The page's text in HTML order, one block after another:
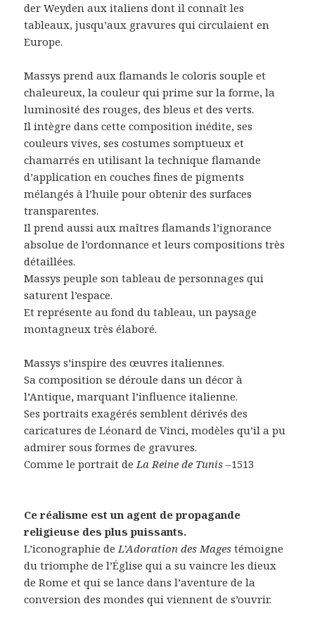
der Weyden aux italiens dont il connaît les
tableaux, jusqu’aux gravures qui circulaient en
Europe.
Massys prend aux flamands le coloris souple et
chaleureux, la couleur qui prime sur la forme, la
luminosité des rouges, des bleus et des verts.
Il intègre dans cette composition inédite, ses
couleurs vives, ses costumes somptueux et
chamarrés en utilisant la technique flamande
d’application en couches fines de pigments
mélangés à l’huile pour obtenir des surfaces
transparentes.
Il prend aussi aux maîtres flamands l’ignorance
absolue de l’ordonnance et leurs compositions très
détaillées.
Massys peuple son tableau de personnages qui
saturent l’espace.
Et représente au fond du tableau, un paysage
montagneux très élaboré.
Massys s’inspire des œuvres italiennes.
Sa composition se déroule dans un décor à
l’Antique,marquant l’influence italienne.
Ses portraits exagérés semblent dérivés des
caricatures de Léonard de Vinci, modèles qu’il a pu
admirer sous formes de gravures.
Comme le portrait deLa Reine de Tunis –1513
Ce réalisme est un agent de propagande
religieuse des plus puissants.
L’iconographie deL’Adoration des Magestémoigne
du triomphe de l’Église qui a su vaincre les dieux
de Rome et qui se lance dans l’aventure de la
conversion des mondes qui viennent de s’ouvrir.